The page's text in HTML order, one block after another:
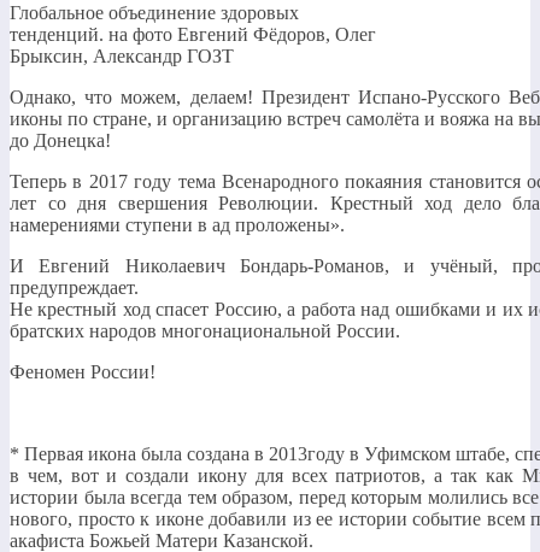
Глобальное объединение здоровых
тенденций. на фото Евгений Фёдоров, Олег
Брыксин, Александр ГОЗТ
Однако, что можем, делаем! Президент Испано-Русского
иконы по стране, и организацию встреч самолёта и вояжа на
до Донецка!
Теперь в 2017 году тема Всенародного покаяния становится
лет со дня свершения Революции. Крестный ход дело
намерениями ступени в ад проложены».
И Евгений Николаевич Бондарь-Романов, и учёный,
предупреждает.
Не крестный ход спасет Россию, а работа над ошибками и их
братских народов многонациональной России.
Феномен России!
* Первая икона была создана в 2013году в Уфимском штабе,
в чем, вот и создали икону для всех патриотов, а так
истории была всегда тем образом, перед которым молились
нового, просто к иконе добавили из ее истории событие всем
акафиста Божьей Матери Казанской.